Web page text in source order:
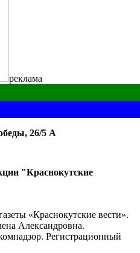
реклама
26/5 A
"Краснокутские
«Краснокутские вести».
Александровна.
Регистрационный